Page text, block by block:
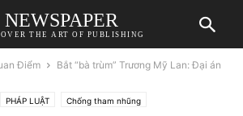
NEWSPAPER
THE ART OF PUBLISHING
Điểm
Bắt “bà trùm” Trương Mỹ Lan: Đại án
PHÁP LUẬT Chống tham nhũng